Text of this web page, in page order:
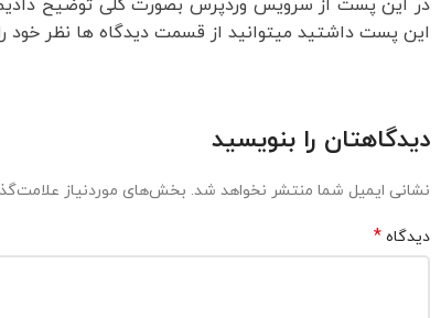
این پست داشتید میتوانید از قسمت دیدگاه ها نظر خود
دیدگاهتان را بنویسید
نشانی ایمیل شما منتشر نخواهد شد. بخش‌های موردنیاز
دیدگاه *